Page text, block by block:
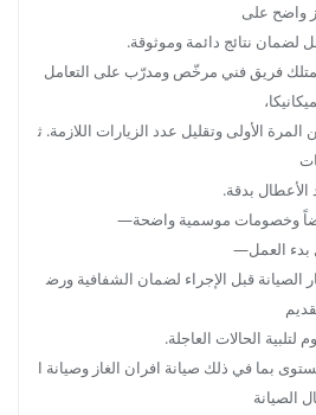
واضح على
لضمان نتائج دائمة وموثوقة.
نمتلك فريق فني مرخّص ومدرّب على التعامل
الأولى وتقليل عدد الزيارات اللازمة. ث
بدقة.
وخصومات موسمية واضحة—
العمل—
قبل الإجراء لضمان الشفافية ورض
لتلبية الحالات العاجلة.
بما في ذلك صيانة افران الغاز وصيانة ا
الصيانة